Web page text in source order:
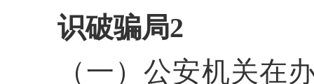
识破骗局2
（一）公安机关在